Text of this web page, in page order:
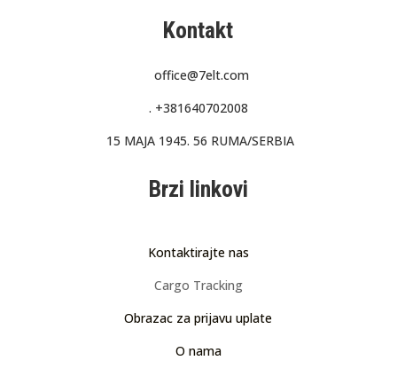
Kontakt
office@7elt.com
. +381640702008
15 MAJA 1945. 56 RUMA/SERBIA
Brzi linkovi
Kontaktirajte nas
Cargo Tracking
Obrazac za prijavu uplate
O nama